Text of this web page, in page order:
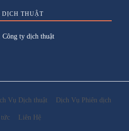
THUẬT
Công ty dịch thuật
Vụ Dịch thuật Dịch Vụ Phiên dịch
Liên Hệ